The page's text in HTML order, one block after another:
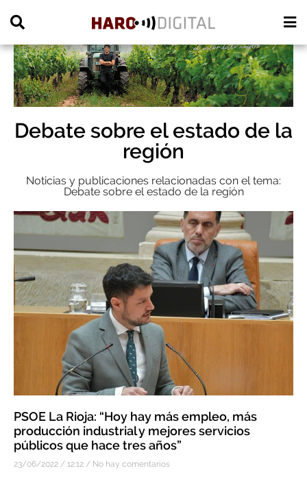
Debate sobre el estado de la
región
Noticias y publicaciones relacionadas con el tema:
Debate sobre el estado de la región
PSOE La Rioja: “Hoy hay más empleo, más
producción industrial y mejores servicios
públicos que hace tres años”
23/06/2022 12:12 No hay comentarios